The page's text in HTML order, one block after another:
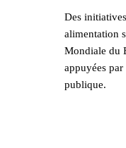
Des
alimentation
Mondiale du
appuyées
publique.